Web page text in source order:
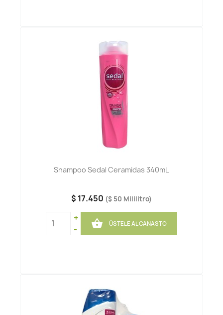
Shampoo Sedal Ceramidas 340mL
$ 17.450 ($ 50 Mililitro)
+
-
 ÚSTELE AL CANASTO